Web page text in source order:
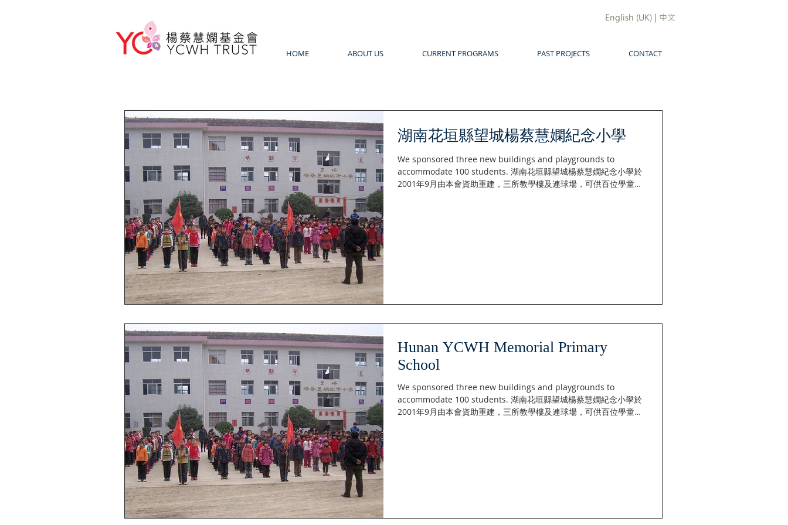
English (UK) | 中文
HOME ABOUT US CURRENT PROGRAMS PAST PROJECTS CONTACT
湖南花垣縣望城楊蔡慧嫻紀念小學
We sponsored three new buildings and playgrounds to
accommodate 100 students. 湖南花垣縣望城楊蔡慧嫻紀念小學於
2001年9月由本會資助重建，三所教學樓及連球場，可供百位學童之
Hunan YCWH Memorial Primary
School
We sponsored three new buildings and playgrounds to
accommodate 100 students. 湖南花垣縣望城楊蔡慧嫻紀念小學於
2001年9月由本會資助重建，三所教學樓及連球場，可供百位學童之